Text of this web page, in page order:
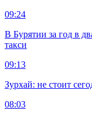
09:24
В Бурятии за год в
такси
09:13
Зурхай: не стоит
08:03